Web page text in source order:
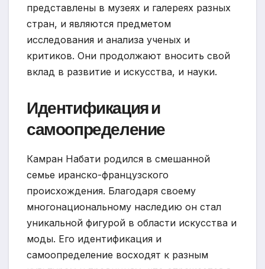
представлены в музеях и галереях разных
стран, и являются предметом
исследования и анализа ученых и
критиков. Они продолжают вносить свой
вклад в развитие и искусства, и науки.
Идентификация и
самоопределение
Камран Набати родился в смешанной
семье иранско-французского
происхождения. Благодаря своему
многонациональному наследию он стал
уникальной фигурой в области искусства и
моды. Его идентификация и
самоопределение восходят к разным